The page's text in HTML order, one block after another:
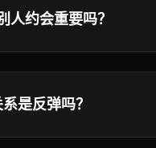
人约会重要吗？
是反弹吗？